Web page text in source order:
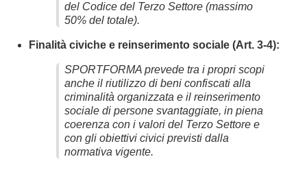
del Codice del Terzo Settore (massimo
50% del totale).
Finalità civiche e reinserimento sociale (Art. 3-4):
SPORTFORMA prevede tra i propri scopi
anche il riutilizzo di beni confiscati alla
criminalità organizzata e il reinserimento
sociale di persone svantaggiate, in piena
coerenza con i valori del Terzo Settore e
con gli obiettivi civici previsti dalla
normativa vigente.